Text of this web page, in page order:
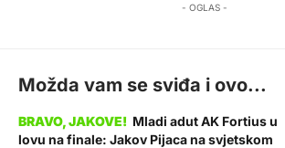
- OGLAS -
Možda vam se sviđa i ovo...
Mladi adut AK Fortius u
lovu na finale: Jakov Pijaca na svjetskom